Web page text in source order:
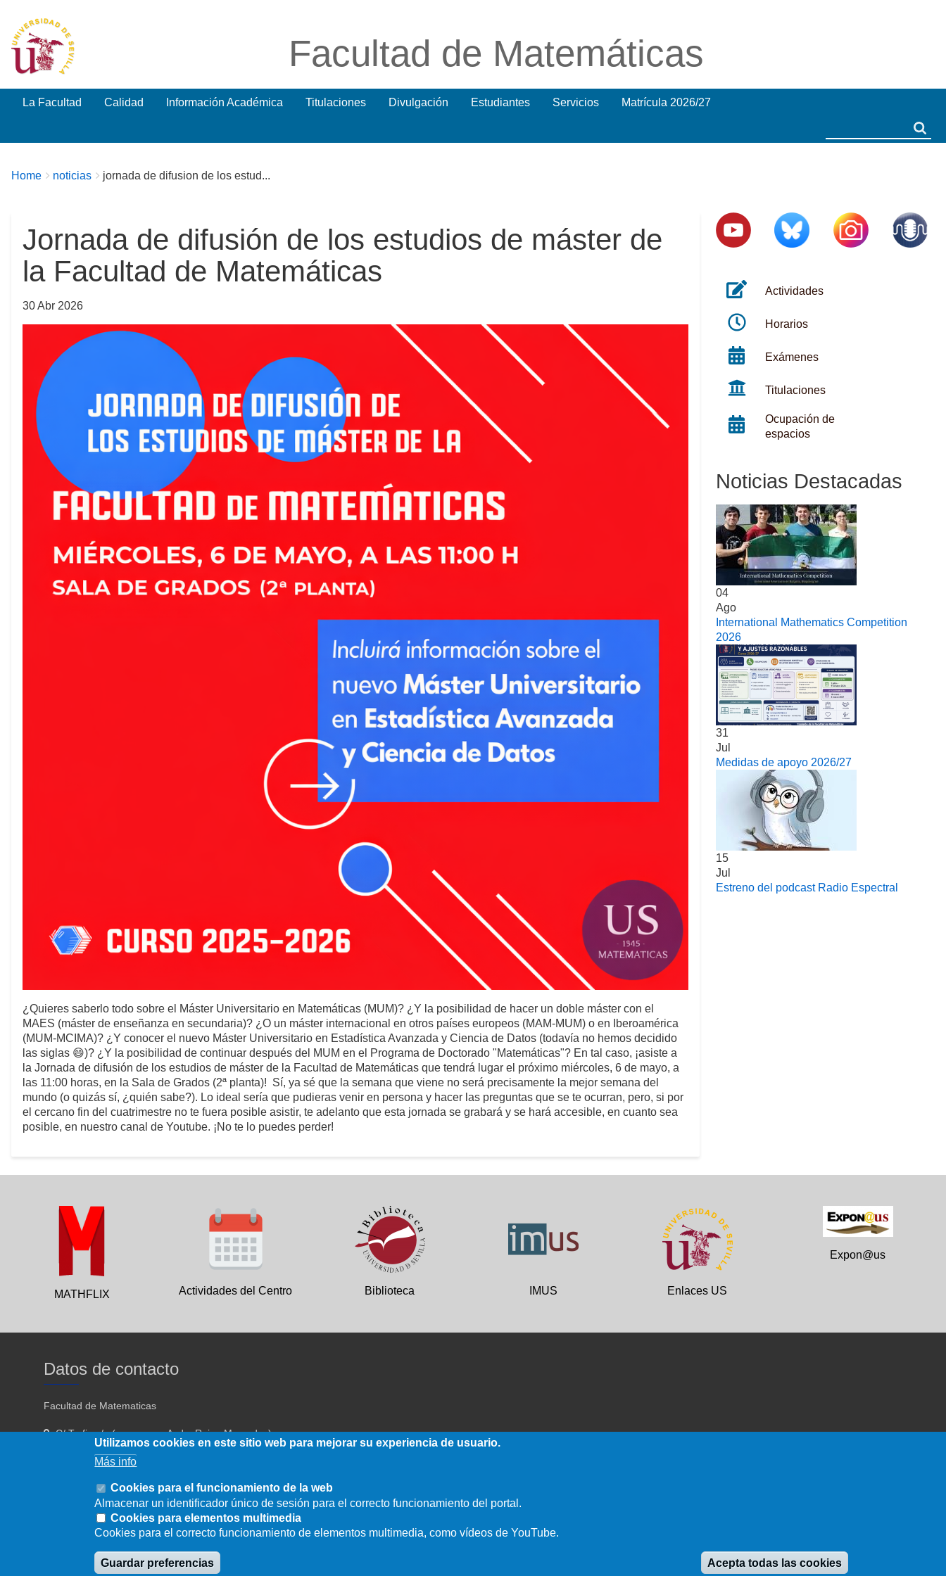
Facultad de Matemáticas
La Facultad Calidad Información Académica Titulaciones Divulgación Estudiantes Servicios Matrícula 2026/27
Breadcrumbs
You
Home noticias jornada de difusion de los estud...
Jornada de difusión de los estudios de máster de
la Facultad de Matemáticas
30 Abr 2026
¿Quieres saberlo todo sobre el Máster Universitario en Matemáticas (MUM)? ¿Y la posibilidad de hacer un doble máster con el
MAES (máster de enseñanza en secundaria)? ¿O un máster internacional en otros países europeos (MAM-MUM) o en Iberoamérica
(MUM-MCIMA)? ¿Y conocer el nuevo Máster Universitario en Estadística Avanzada y Ciencia de Datos (todavía no hemos decidido
las siglas 😄)? ¿Y la posibilidad de continuar después del MUM en el Programa de Doctorado "Matemáticas"? En tal caso, ¡asiste a
la Jornada de difusión de los estudios de máster de la Facultad de Matemáticas que tendrá lugar el próximo miércoles, 6 de mayo, a
las 11:00 horas, en la Sala de Grados (2ª planta)! Sí, ya sé que la semana que viene no será precisamente la mejor semana del
mundo (o quizás sí, ¿quién sabe?). Lo ideal sería que pudieras venir en persona y hacer las preguntas que se te ocurran, pero, si por
el cercano fin del cuatrimestre no te fuera posible asistir, te adelanto que esta jornada se grabará y se hará accesible, en cuanto sea
posible, en nuestro canal de Youtube. ¡No te lo puedes perder!
Actividades
Horarios
Exámenes
Titulaciones
Ocupación de
espacios
Noticias Destacadas
04
Ago
International Mathematics Competition
2026
31
Jul
Medidas de apoyo 2026/27
15
Jul
Estreno del podcast Radio Espectral
MATHFLIX Actividades del Centro Biblioteca IMUS Enlaces US
Expon@us
Datos de contacto
Facultad de Matematicas
C/ Tarfia s/n (acceso por Avda. Reina Mercedes)
Sevilla - 41012
fmatematicas@us.es
Utilizamos cookies en este sitio web para mejorar su experiencia de usuario.
Más info
Cookies para el funcionamiento de la web
Almacenar un identificador único de sesión para el correcto funcionamiento del portal.
Cookies para elementos multimedia
Cookies para el correcto funcionamiento de elementos multimedia, como vídeos de YouTube.
Guardar preferencias Acepta todas las cookies